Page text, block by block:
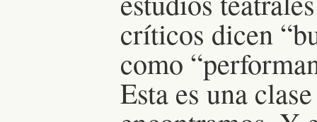
críticos dicen
como
Esta es una